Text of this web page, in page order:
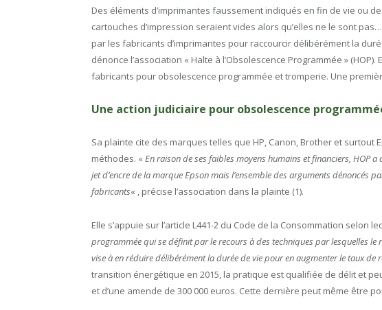
Des éléments d’imprimantes faussement indiqués en fin de vie ou
cartouches d’impression seraient vides alors qu’elles ne le sont
par les fabricants d’imprimantes pour raccourcir délibérément la
dénonce l’association « Halte à l’Obsolescence Programmée »
fabricants pour obsolescence programmée et tromperie. Une
Une action judiciaire pour obsolescence
Sa plainte cite des marques telles que HP, Canon, Brother et surtout
méthodes. «En raison de ses faibles moyens humains et financiers, HOP
jet d’encre de la marque Epson mais l’ensemble des arguments dénoncés
fabricants« , précise l’association dans la plainte (1).
Elle s’appuie sur l’article L441-2 du Code de la Consommation selon
programmée qui se définit par le recours à des techniques par lesquelles
vise à en réduire délibérément la durée de vie pour en augmenter le taux de
transition énergétique en 2015, la pratique est qualifiée de délit et
et d’une amende de 300 000 euros. Cette dernière peut même être